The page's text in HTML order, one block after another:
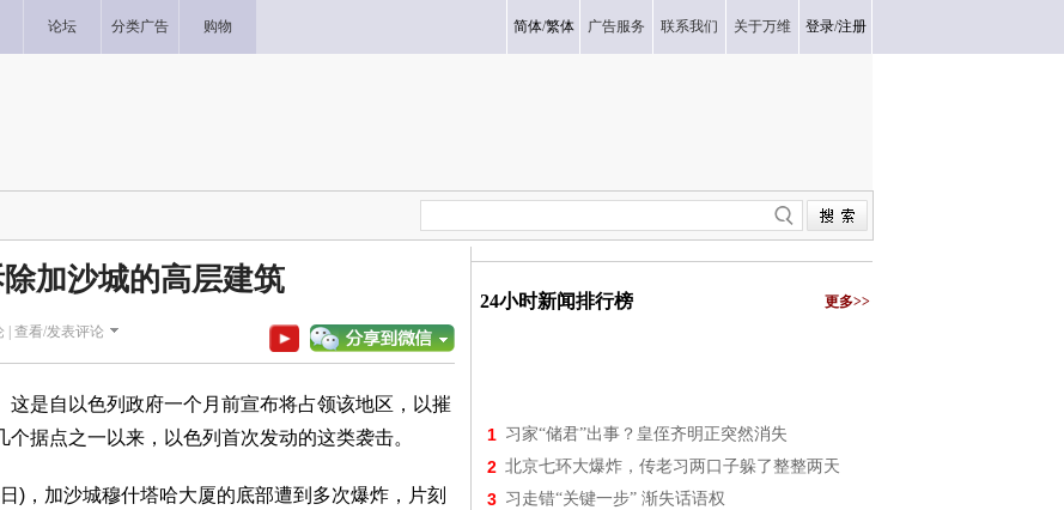
论坛 分类广告 购物 简体/繁体 广告服务 联系我们 关于万维 登录/注册
加沙城的高层建筑
| 查看/发表评论
这是自以色列政府一个月前宣布将占领该地区，以摧
据点之一以来，以色列首次发动的这类袭击。
)，加沙城穆什塔哈大厦的底部遭到多次爆炸，片刻
24小时新闻排行榜 更多>>
1 习家“储君”出事？皇侄齐明正突然消失
2 北京七环大爆炸，传老习两口子躲了整整两天
3 习走错“关键一步” 渐失话语权